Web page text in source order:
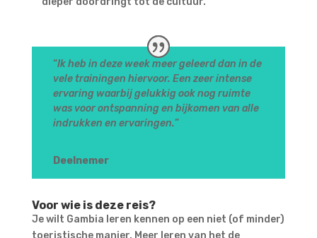
“Ik heb in deze week meer geleerd dan in de
vele trainingen hiervoor. Een zeer intense
ervaring waarbij gelukkig ook nog ruimte
was voor ontspanning en bijkomen van alle
indrukken en ervaringen.”
Deelnemer
Voor wie is deze reis?
Je wilt Gambia leren kennen op een niet (of minder)
toeristische manier. Meer leren van het de